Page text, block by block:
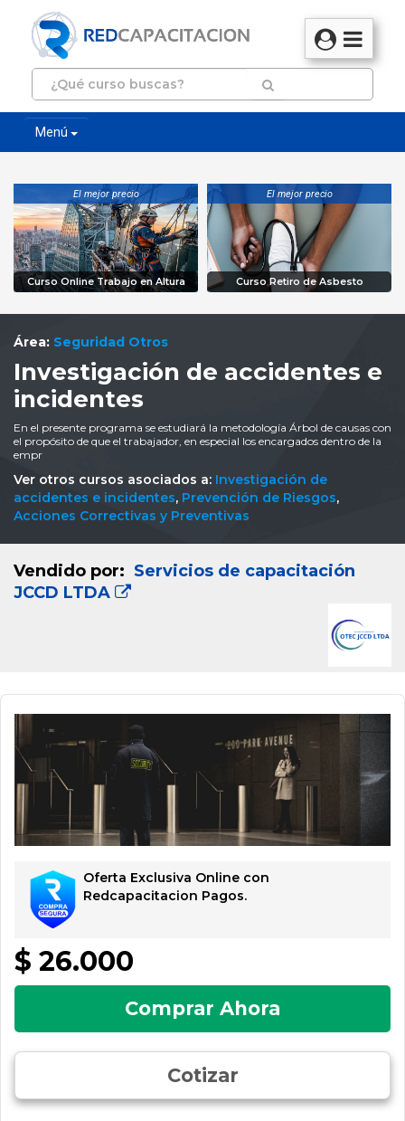
Menú
El mejor precio
Curso Online Trabajo en Altura
El mejor precio
Curso Retiro de Asbesto
Área: Seguridad Otros
Investigación de accidentes e
incidentes
En el presente programa se estudiará la metodología Árbol de causas con
el propósito de que el trabajador, en especial los encargados dentro de la
empr
Ver otros cursos asociados a: Investigación de
accidentes e incidentes, Prevención de Riesgos,
Acciones Correctivas y Preventivas
Vendido por: Servicios de capacitación
JCCD LTDA
Oferta Exclusiva Online con
Redcapacitacion Pagos.
$ 26.000
Comprar Ahora
Cotizar